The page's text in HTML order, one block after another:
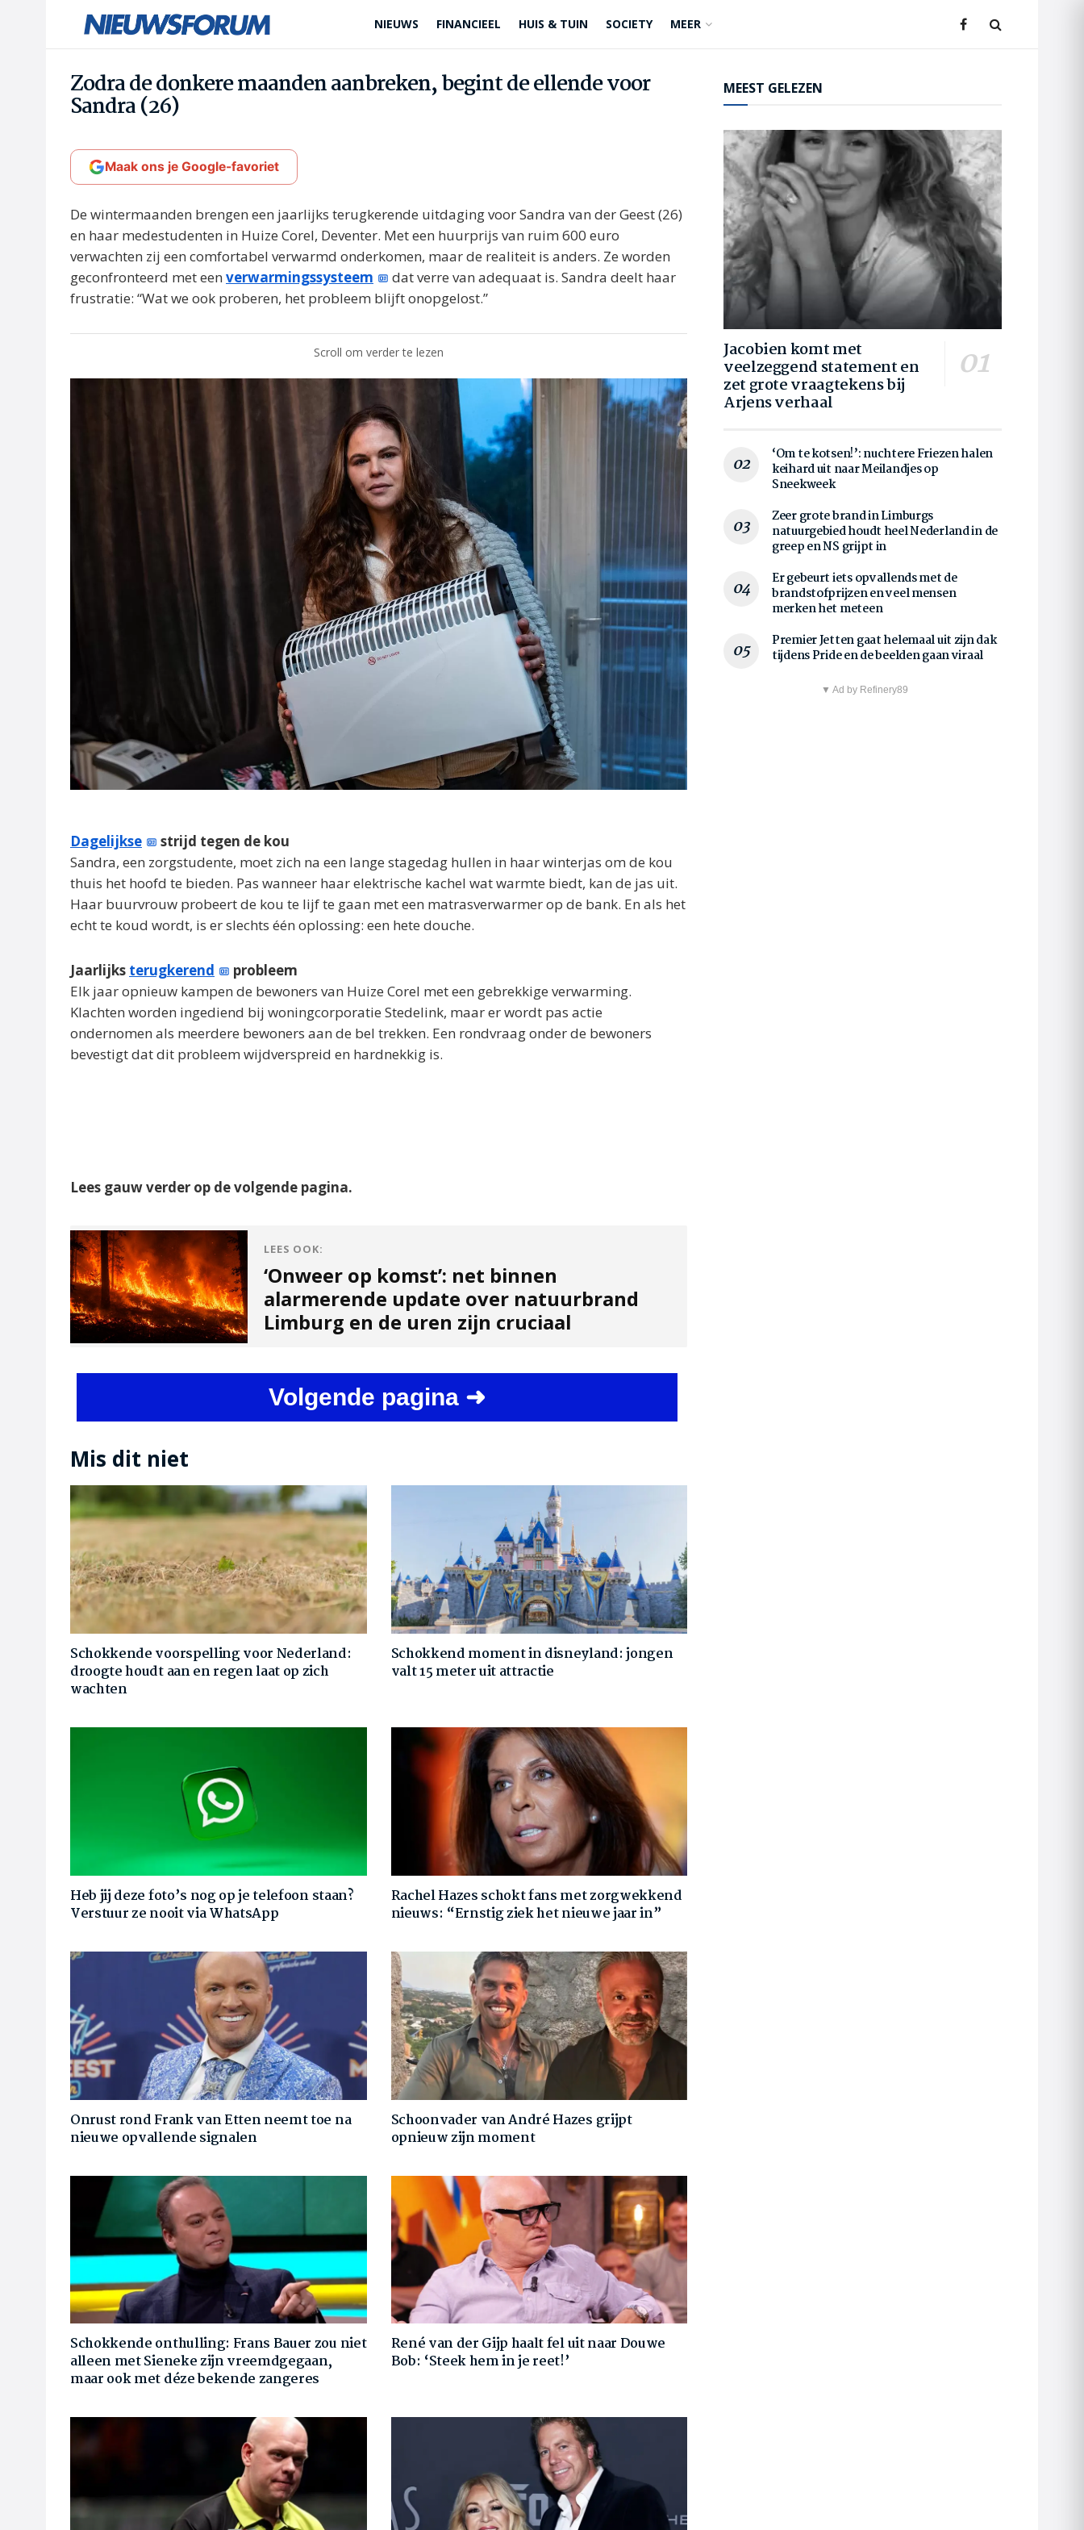
NIEUWS FINANCIEEL HUIS & TUIN SOCIETY MEER
Zodra de donkere maanden aanbreken, begint de ellende voor
Sandra (26)
Maak ons je Google-favoriet
De wintermaanden brengen een jaarlijks terugkerende uitdaging voor Sandra van der Geest (26)
en haar medestudenten in Huize Corel, Deventer. Met een huurprijs van ruim 600 euro
verwachten zij een comfortabel verwarmd onderkomen, maar de realiteit is anders. Ze worden
geconfronteerd met een verwarmingssysteem
dat verre van adequaat is. Sandra deelt haar
frustratie: “Wat we ook proberen, het probleem blijft onopgelost.”
Scroll om verder te lezen
Dagelijkse
strijd tegen de kou
Sandra, een zorgstudente, moet zich na een lange stagedag hullen in haar winterjas om de kou
thuis het hoofd te bieden. Pas wanneer haar elektrische kachel wat warmte biedt, kan de jas uit.
Haar buurvrouw probeert de kou te lijf te gaan met een matrasverwarmer op de bank. En als het
echt te koud wordt, is er slechts één oplossing: een hete douche.
Jaarlijks terugkerend
probleem
Elk jaar opnieuw kampen de bewoners van Huize Corel met een gebrekkige verwarming.
Klachten worden ingediend bij woningcorporatie Stedelink, maar er wordt pas actie
ondernomen als meerdere bewoners aan de bel trekken. Een rondvraag onder de bewoners
bevestigt dat dit probleem wijdverspreid en hardnekkig is.
Lees gauw verder op de volgende pagina.
LEES OOK:
‘Onweer op komst’: net binnen
alarmerende update over natuurbrand
Limburg en de uren zijn cruciaal
Volgende pagina ➜
Mis dit niet
Schokkende voorspelling voor Nederland:
droogte houdt aan en regen laat op zich
wachten
Schokkend moment in disneyland: jongen
valt 15 meter uit attractie
Heb jij deze foto’s nog op je telefoon staan?
Verstuur ze nooit via WhatsApp
Rachel Hazes schokt fans met zorgwekkend
nieuws: “Ernstig ziek het nieuwe jaar in”
Onrust rond Frank van Etten neemt toe na
nieuwe opvallende signalen
Schoonvader van André Hazes grijpt
opnieuw zijn moment
Schokkende onthulling: Frans Bauer zou niet
alleen met Sieneke zijn vreemdgegaan,
maar ook met déze bekende zangeres
René van der Gijp haalt fel uit naar Douwe
Bob: ‘Steek hem in je reet!’
MEEST GELEZEN
Jacobien komt met
veelzeggend statement en
zet grote vraagtekens bij
Arjens verhaal
‘Om te kotsen!’: nuchtere Friezen halen
keihard uit naar Meilandjes op
Sneekweek
Zeer grote brand in Limburgs
natuurgebied houdt heel Nederland in de
greep en NS grijpt in
Er gebeurt iets opvallends met de
brandstofprijzen en veel mensen
merken het meteen
Premier Jetten gaat helemaal uit zijn dak
tijdens Pride en de beelden gaan viraal
▼ Ad by Refinery89